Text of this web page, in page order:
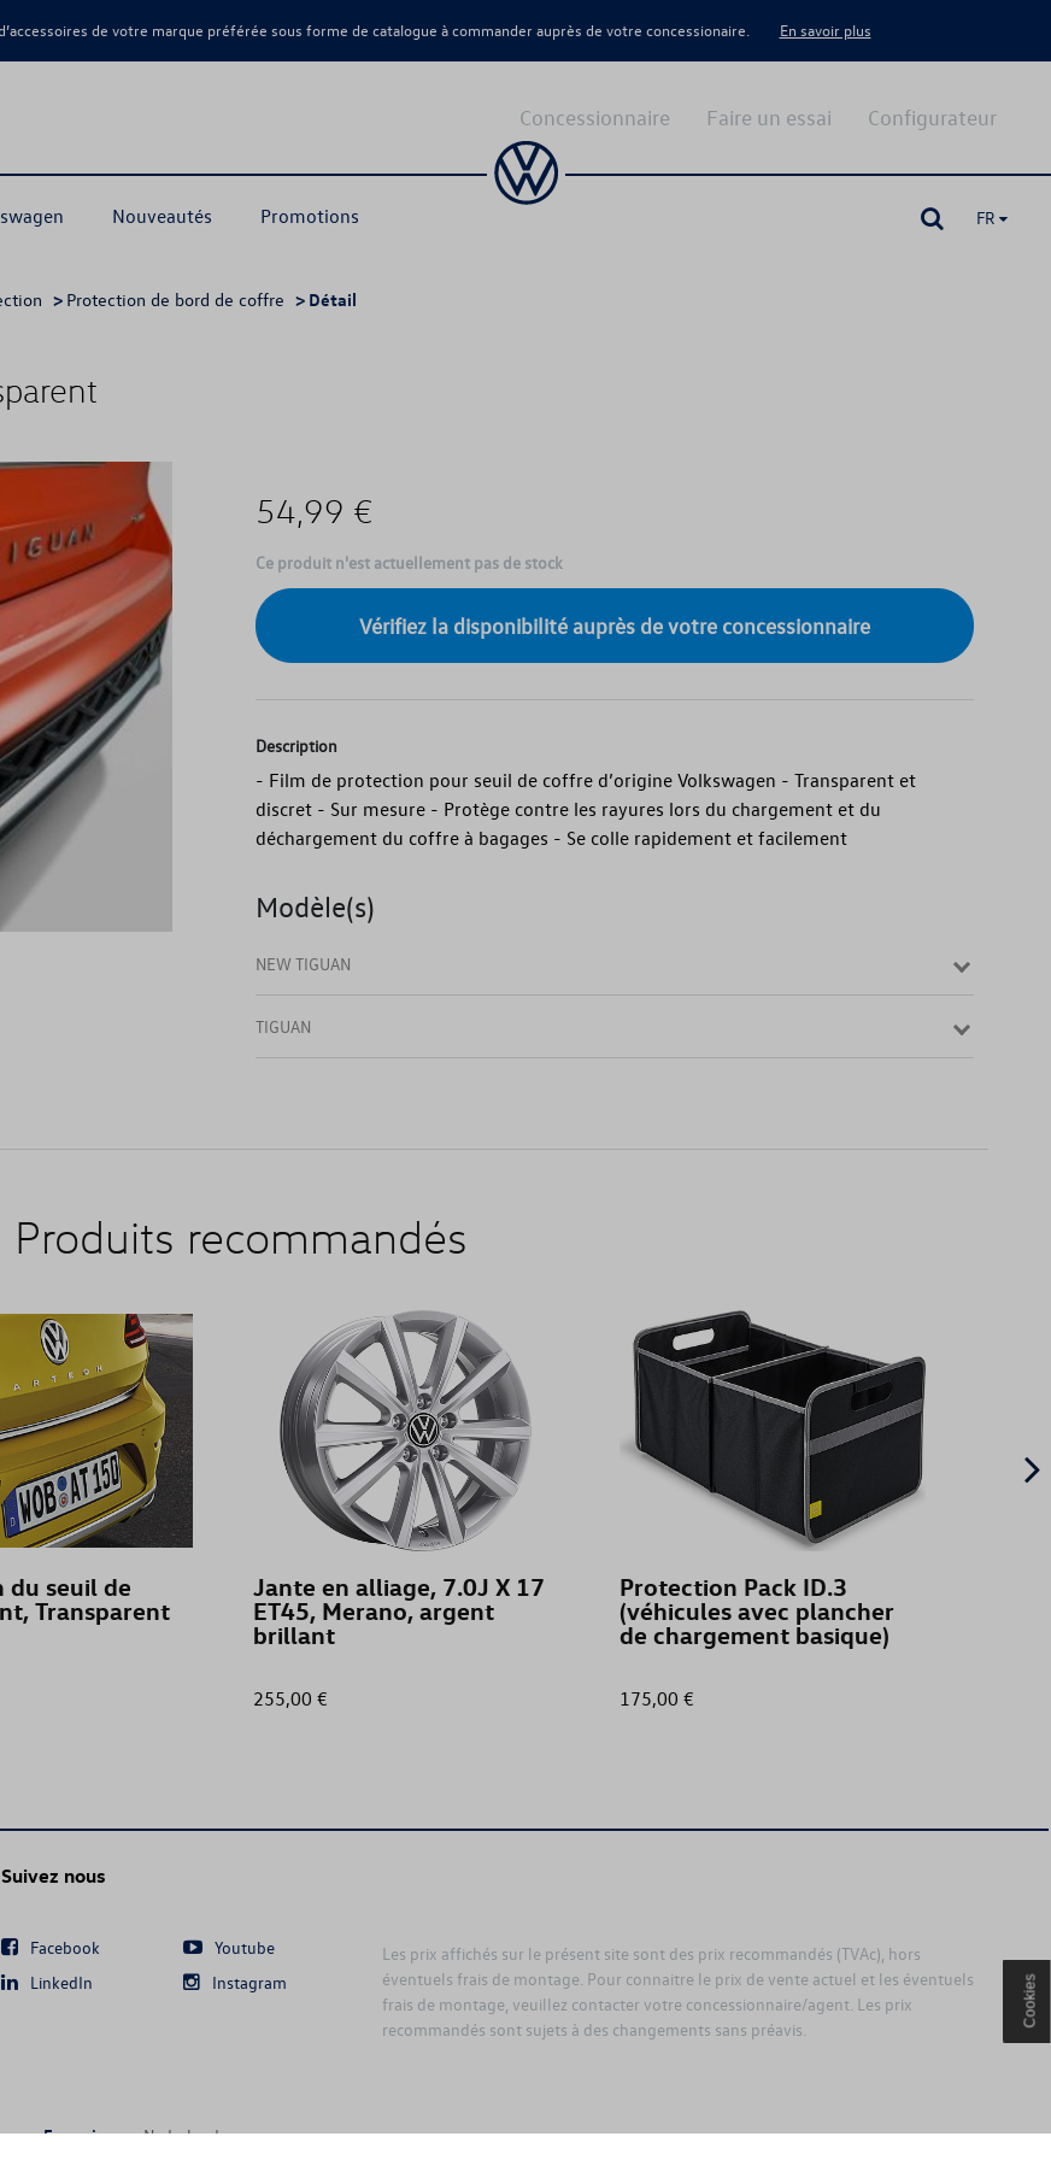
de votre marque préférée sous forme de catalogue à commander auprès de votre concessionaire. En savoir plus
Nouveautés Promotions
Configurateur
Faire un essai
Concessionnaire
FR
> Protection de bord de coffre > Détail
54,99 €
Ce produit n'est actuellement pas de stock
Vérifiez la disponibilité auprès de votre concessionnaire
Description
- Film de protection pour seuil de coffre d’origine Volkswagen - Transparent et
discret - Sur mesure - Protège contre les rayures lors du chargement et du
déchargement du coffre à bagages - Se colle rapidement et facilement
Modèle(s)
NEW TIGUAN
TIGUAN
Produits recommandés
du seuil de
Transparent
Jante en alliage, 7.0J X 17
ET45, Merano, argent
brillant
255,00 €
Protection Pack ID.3
(véhicules avec plancher
de chargement basique)
175,00 €
Suivez nous
Facebook
Youtube
LinkedIn
Instagram
Les prix affichés sur le présent site sont des prix recommandés (TVAc), hors
éventuels frais de montage. Pour connaitre le prix de vente actuel et les éventuels
frais de montage, veuillez contacter votre concessionnaire/agent. Les prix
recommandés sont sujets à des changements sans préavis.
Français
Nederlands
Cookies